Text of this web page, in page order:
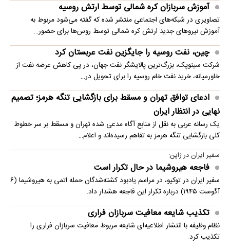
آموزش سربازان کره شمالی توسط ارتش روسیه
تصاویری در شبکه‌های اجتماعی منتشر شده که گفته می‌شود مربوط به
آموزش نیروهای جدید ارتش کره شمالی توسط روس‌ها برای حضور…
چین، نفت روسیه را جایگزین نفت عربستان کرد
شرکت سینوپک، بزرگ‌ترین پالایشگر نفت جهان، در پی کاهش عرضه نفت از
خاورمیانه، خرید نفت خام روسیه را برای تحویل در…
ادعای توافق تهران و مسقط برای بازگشایی تنگه هرمز؛ تصمیم
نهایی در انتظار ایران
یک رسانه عربی به نقل از منابع آگاه مدعی شده تهران و مسقط بر سر خطوط
کلی بازگشایی تنگه هرمز به تفاهم رسیده‌اند و اعلام…
سفیر ایران در ژاپن:
فاجعه هیروشیما در حال تکرار است
سفیر ایران در توکیو، در مراسم یادبود کشته‌شدگان حمله اتمی به هیروشیما (۶
آگوست ۱۹۴۵) درباره تکرار این فاجعه هشدار داد.
تکذیب شایعه معافیت سربازان فراری
نظام وظیفه با انتشار اطلاعیه‌ای شایعه مربوط معافیت سربازان فراری را
تکذیب کرد.